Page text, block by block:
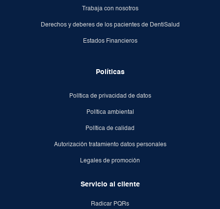
Trabaja con nosotros
Derechos y deberes de los pacientes de DentiSalud
Estados Financieros
Políticas
Política de privacidad de datos
Política ambiental
Política de calidad
Autorización tratamiento datos personales
Legales de promoción
Servicio al cliente
Radicar PQRs